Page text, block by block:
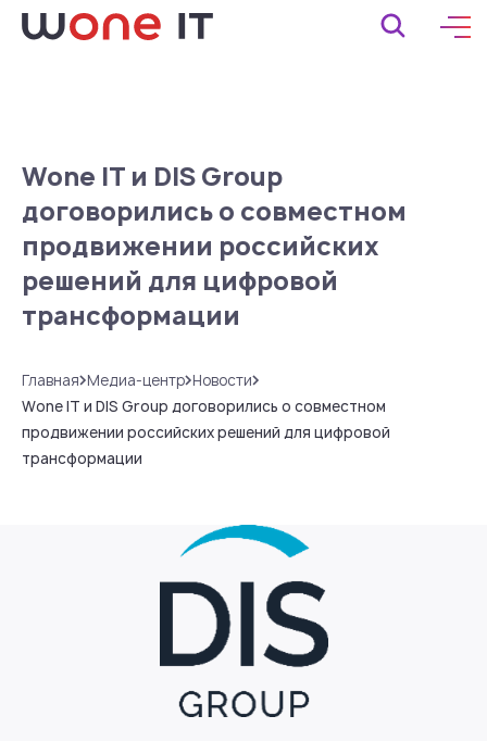
Wone IT и DIS Group
договорились о совместном
продвижении российских
решений для цифровой
трансформации
Главная Медиа-центр Новости
Wone IT и DIS Group договорились о совместном
продвижении российских решений для цифровой
трансформации